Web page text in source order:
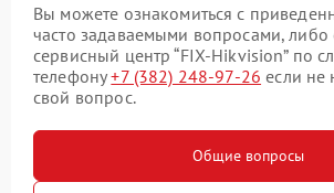
Вы можете ознакомиться с
часто задаваемыми вопросами, либо
сервисный центр “FIX-Hikvision” по
телефону+7 (382) 248-97-26 если не
свой вопрос.
Общие вопросы